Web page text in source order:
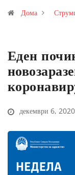
Дома
Еден
декември 6, 2020